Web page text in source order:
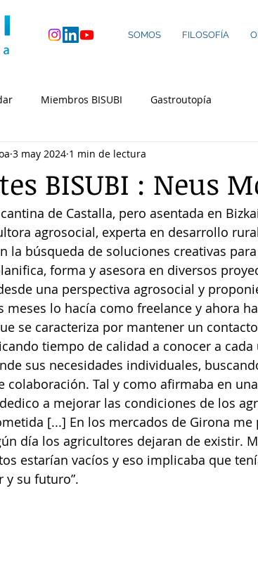
SOMOS FILOSOFÍA
Miembros BISUBI Gastroutopía
BISUBI : Neus
3 may 2024 1 min de lectura
de Castalla, pero asentada en
agrosocial, experta en desarrollo
la búsqueda de soluciones creativas
forma y asesora en diversos
una perspectiva agrosocial y
meses lo hacía como freelance y ahora
se caracteriza por mantener un
tiempo de calidad a conocer a
sus necesidades individuales,
colaboración. Tal y como afirmaba en
a mejorar las condiciones de los
[...] En los mercados de Girona
día los agricultores dejaran de existir.
estarían vacíos y eso implicaba que
y su futuro”.